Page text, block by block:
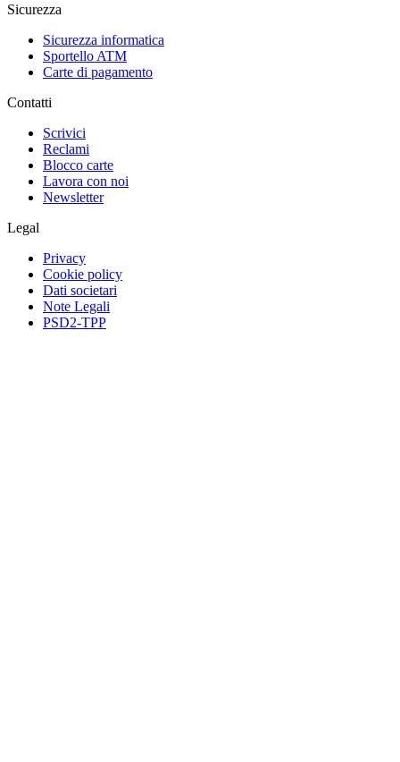
Sicurezza
Sicurezza informatica
Sportello ATM
Carte di pagamento
Contatti
Scrivici
Reclami
Blocco carte
Lavora con noi
Newsletter
Legal
Privacy
Cookie policy
Dati societari
Note Legali
PSD2-TPP